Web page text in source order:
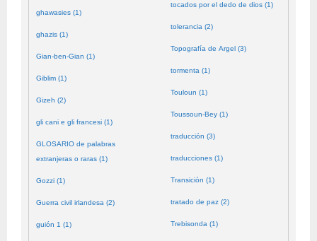
ghawasies (1)
ghazis (1)
Gian-ben-Gian (1)
Giblim (1)
Gizeh (2)
gli cani e gli francesi (1)
GLOSARIO de palabras
extranjeras o raras (1)
Gozzi (1)
Guerra civil irlandesa (2)
guión 1 (1)
tocados por el dedo de dios (1)
tolerancia (2)
Topografía de Argel (3)
tormenta (1)
Touloun (1)
Toussoun-Bey (1)
traducción (3)
traducciones (1)
Transición (1)
tratado de paz (2)
Trebisonda (1)